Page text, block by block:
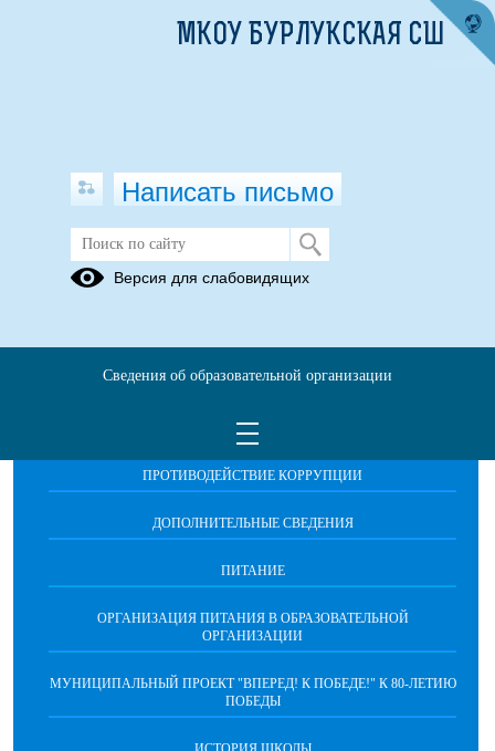
Публикации за 06.05.2026
ОБРАЩЕНИЯ ГРАЖДАН
ПРОТИВОДЕЙСТВИЕ КОРРУПЦИИ
ДОПОЛНИТЕЛЬНЫЕ СВЕДЕНИЯ
ПИТАНИЕ
ОРГАНИЗАЦИЯ ПИТАНИЯ В ОБРАЗОВАТЕЛЬНОЙ
ОРГАНИЗАЦИИ
МУНИЦИПАЛЬНЫЙ ПРОЕКТ "ВПЕРЕД! К ПОБЕДЕ!" К 80-ЛЕТИЮ
ПОБЕДЫ
МКОУ БУРЛУКСКАЯ СШ
Написать письмо
Версия для слабовидящих
Сведения об образовательной организации